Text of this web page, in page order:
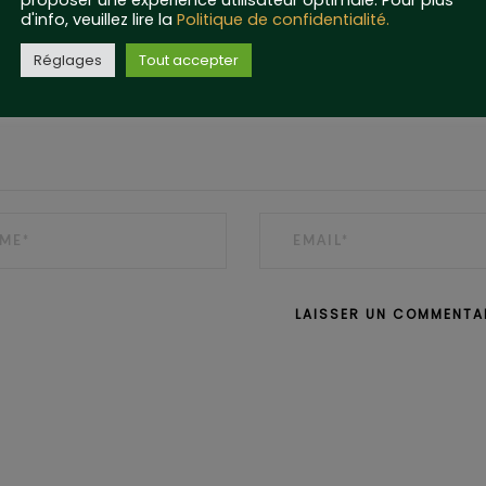
d'info, veuillez lire la Politique de confidentialité.
Réglages Tout accepter